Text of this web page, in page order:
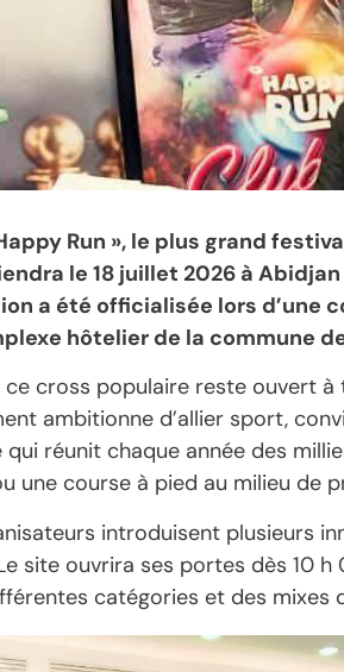
Run », le plus grand
le 18 juillet 2026 à
a été officialisée lors d’une
hôtelier de la commune
ce cross populaire reste ouvert
ambitionne d’allier sport,
réunit chaque année des
une course à pied au milieu de
introduisent plusieurs
site ouvrira ses portes dès 10
catégories et des mixes